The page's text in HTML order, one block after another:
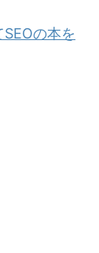
の本を